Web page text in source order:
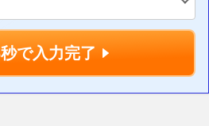
で入力完了